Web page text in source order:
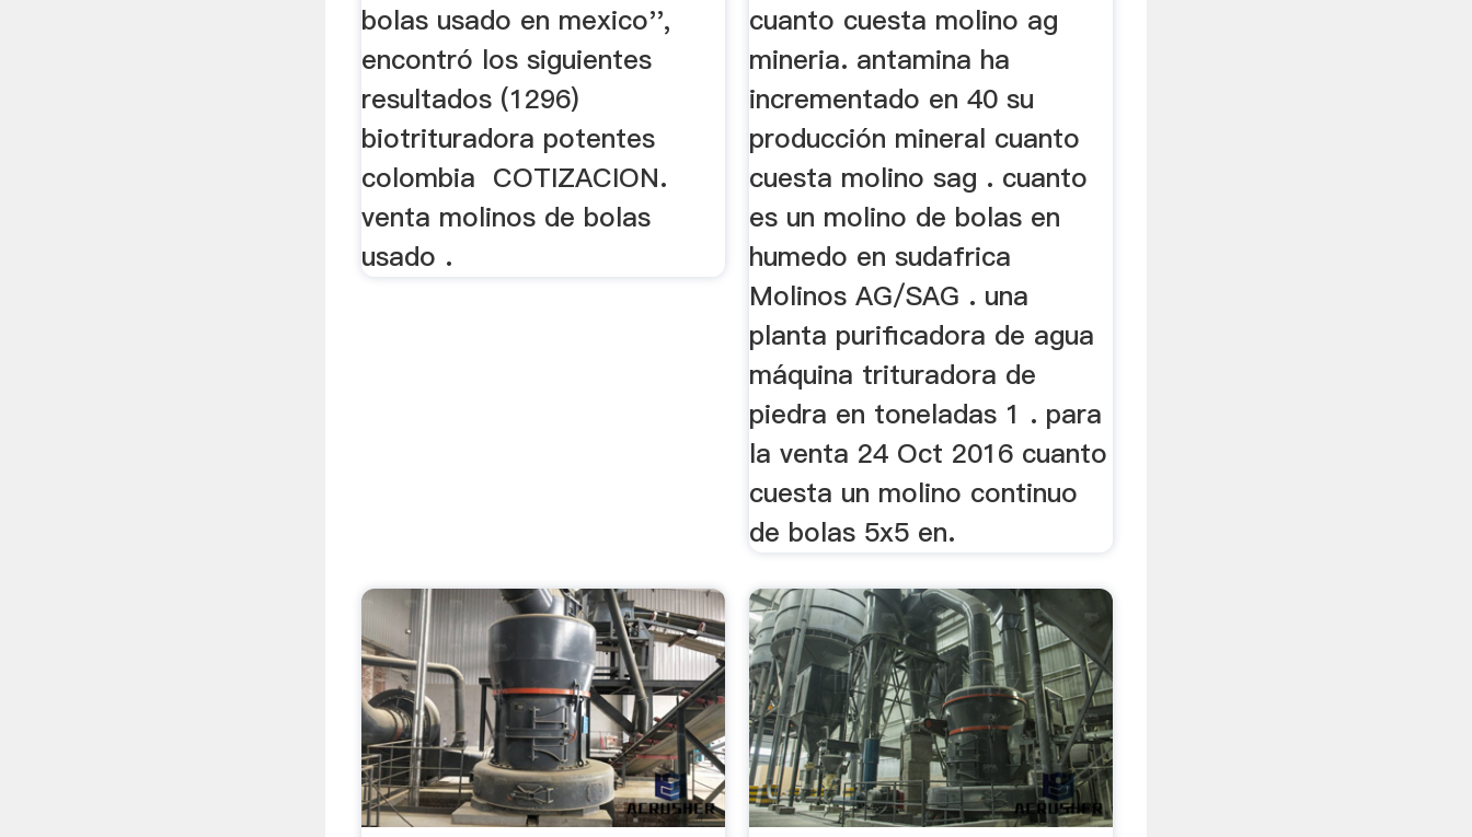
bolas usado en mexico'',
encontró los siguientes
resultados (1296)
biotrituradora potentes
colombia COTIZACION.
venta molinos de bolas
usado .
cuanto cuesta molino ag
mineria. antamina ha
incrementado en 40 su
producción mineral cuanto
cuesta molino sag . cuanto
es un molino de bolas en
humedo en sudafrica
Molinos AG/SAG . una
planta purificadora de agua
máquina trituradora de
piedra en toneladas 1 . para
la venta 24 Oct 2016 cuanto
cuesta un molino continuo
de bolas 5x5 en.